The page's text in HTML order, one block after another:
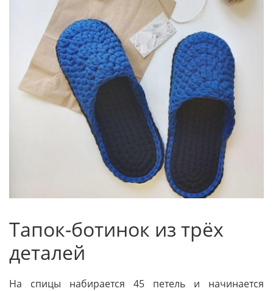
Тапок-ботинок из трёх
деталей
На спицы набирается 45 петель и начинается